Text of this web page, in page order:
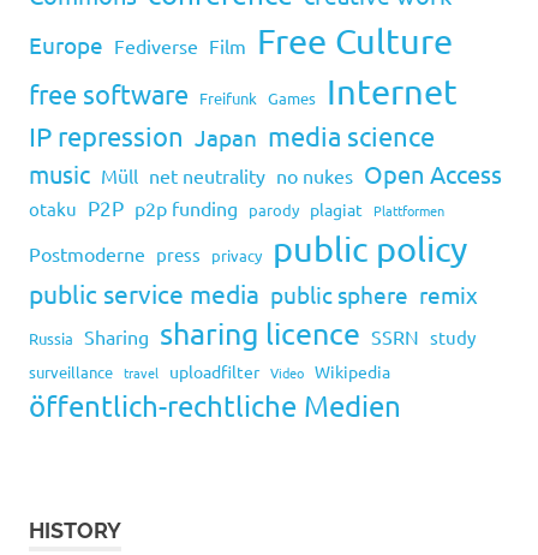
Europe Fediverse Film Free Culture
free software Freifunk Games Internet
IP repression Japan media science
music Müll net neutrality no nukes Open Access
otaku P2P p2p funding parody plagiat Plattformen
Postmoderne press privacy public policy
public service media public sphere remix
Russia Sharing sharing licence SSRN study
surveillance travel uploadfilter Video Wikipedia
öffentlich-rechtliche Medien
HISTORY